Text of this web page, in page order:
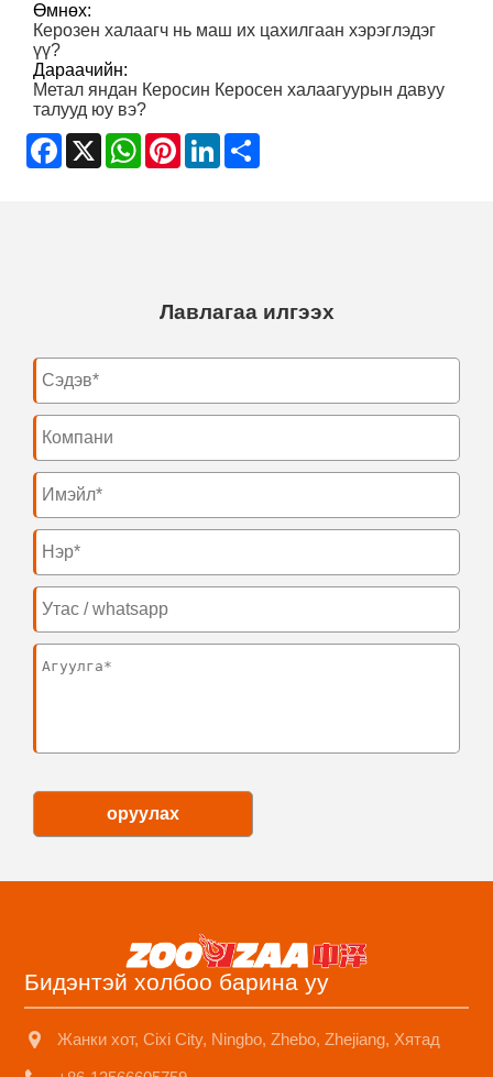
Өмнөх:
Керозен халаагч нь маш их цахилгаан хэрэглэдэг
үү?
Дараачийн:
Метал яндан Керосин Керосен халаагуурын давуу
талууд юу вэ?
Facebook
X WhatsApp
PinterestLinkedIn
Лавлагаа илгээх
оруулах
Бидэнтэй холбоо барина уу
Жанки хот, Cixi City, Ningbo, Zhebo, Zhejiang, Хятад